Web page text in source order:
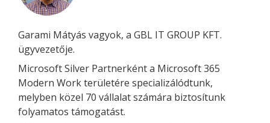
Garami Mátyás vagyok, a GBL IT GROUP KFT.
ügyvezetője.
Microsoft Silver Partnerként a Microsoft 365
Modern Work területére specializálódtunk,
melyben közel 70 vállalat számára biztosítunk
folyamatos támogatást.